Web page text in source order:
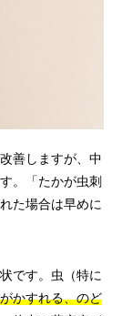
善しますが、中
。「たかが虫刺
た場合は早めに
です。虫（特に
かすれる、のど